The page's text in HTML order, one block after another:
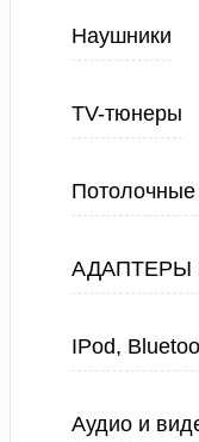
Наушники
TV-тюнеры
АДАПТЕРЫ
IPod,
Аудио и